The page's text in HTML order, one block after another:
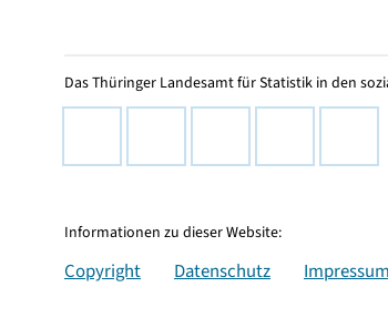
Das Thüringer Landesamt für Statistik in den
Informationen zu dieser Website:
Copyright Datenschutz Impressum